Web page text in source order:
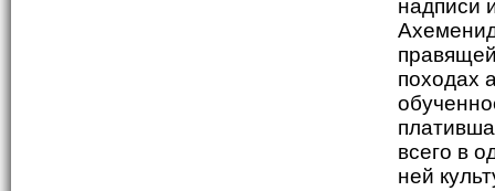
надписи
походах
всего в
ней